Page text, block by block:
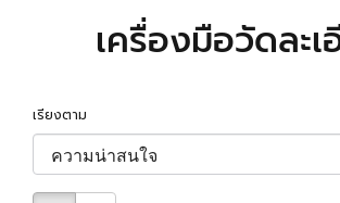
เครื่องมือวัดละ
เรียงตาม